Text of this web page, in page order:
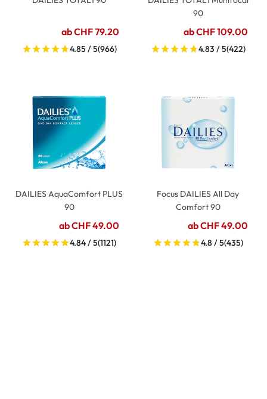
ab CHF 79.20
4.85 / 5(966)
90
ab CHF 109.00
4.83 / 5(422)
DAILIES AquaComfort PLUS
90
ab CHF 49.00
4.84 / 5(1121)
Focus DAILIES All Day
Comfort 90
ab CHF 49.00
4.8 / 5(435)